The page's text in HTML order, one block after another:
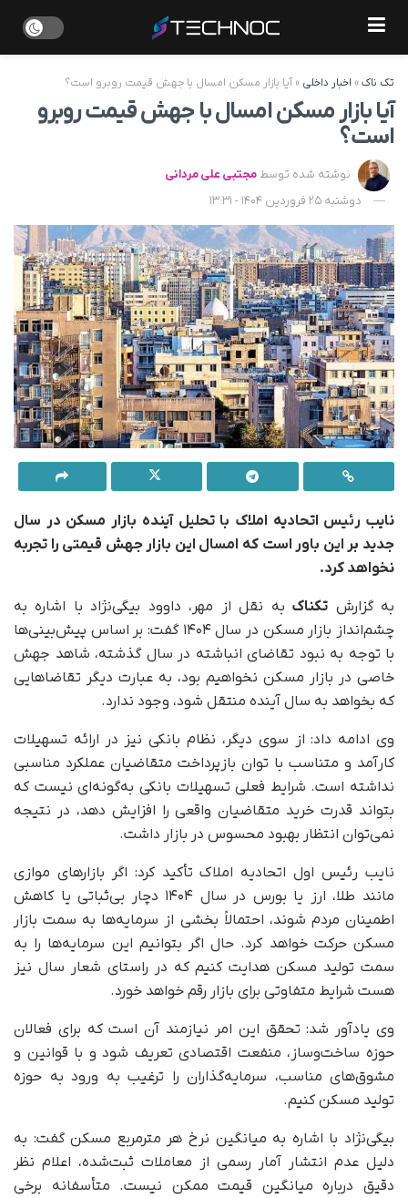
تک ناک» اخبار داخلی » آیا بازار مسکن امسال با جهش قیمت روبرو است؟
آیا بازار مسکن امسال با جهش قیمت روبرو
است؟
نوشته شده توسط مجتبی علی مردانی
دوشنبه 25 فروردین 1404 - 13:31
نایب رئیس اتحادیه املاک با تحلیل آینده بازار مسکن در سال
جدید بر این باور است که امسال این بازار جهش قیمتی را تجربه
نخواهد کرد.
به گزارش تکناک به نقل از مهر، داوود بیگی‌نژاد با اشاره به
چشم‌انداز بازار مسکن در سال ۱۴۰۴ گفت: بر اساس پیش‌بینی‌ها
با توجه به نبود تقاضای انباشته در سال گذشته، شاهد جهش
خاصی در بازار مسکن نخواهیم بود، به عبارت دیگر تقاضاهایی
که بخواهد به سال آینده منتقل شود، وجود ندارد.
وی ادامه داد: از سوی دیگر، نظام بانکی نیز در ارائه تسهیلات
کارآمد و متناسب با توان بازپرداخت متقاضیان عملکرد مناسبی
نداشته است. شرایط فعلی تسهیلات بانکی به‌گونه‌ای نیست که
بتواند قدرت خرید متقاضیان واقعی را افزایش دهد، در نتیجه
نمی‌توان انتظار بهبود محسوس در بازار داشت.
نایب رئیس اول اتحادیه املاک تأکید کرد: اگر بازارهای موازی
مانند طلا، ارز یا بورس در سال ۱۴۰۴ دچار بی‌ثباتی یا کاهش
اطمینان مردم شوند، احتمالاً بخشی از سرمایه‌ها به سمت بازار
مسکن حرکت خواهد کرد. حال اگر بتوانیم این سرمایه‌ها را به
سمت تولید مسکن هدایت کنیم که در راستای شعار سال نیز
هست شرایط متفاوتی برای بازار رقم خواهد خورد.
وی یادآور شد: تحقق این امر نیازمند آن است که برای فعالان
حوزه ساخت‌وساز، منفعت اقتصادی تعریف شود و با قوانین و
مشوق‌های مناسب، سرمایه‌گذاران را ترغیب به ورود به حوزه
تولید مسکن کنیم.
بیگی‌نژاد با اشاره به میانگین نرخ هر مترمربع مسکن گفت: به
دلیل عدم انتشار آمار رسمی از معاملات ثبت‌شده، اعلام نظر
دقیق درباره میانگین قیمت ممکن نیست. متأسفانه برخی